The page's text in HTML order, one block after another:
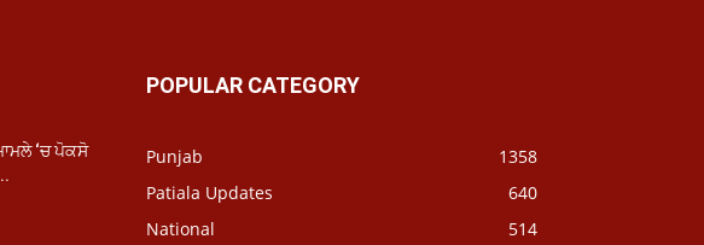
‘ਚ ਪੋਕਸੋ
POPULAR CATEGORY
Punjab
1358
Patiala Updates
640
National
514